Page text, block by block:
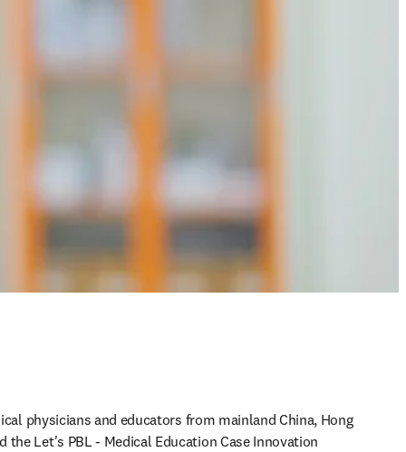
physicians and educators from mainland China, Hong
the Let's PBL - Medical Education Case Innovation